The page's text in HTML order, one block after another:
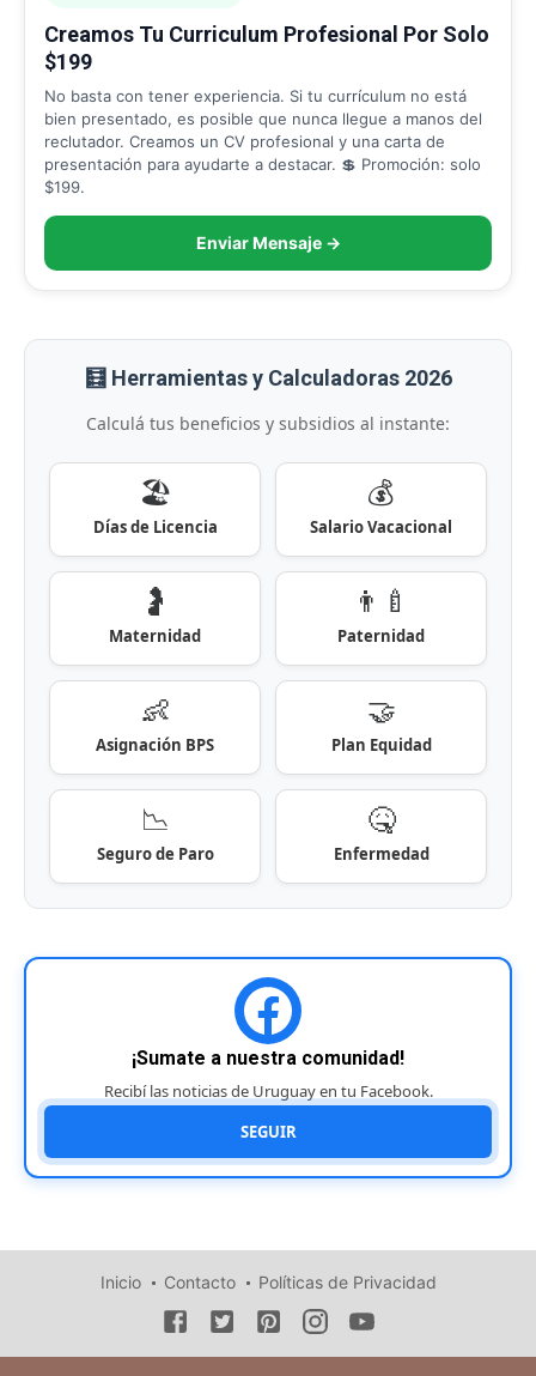
Creamos Tu Curriculum Profesional Por Solo
$199
No basta con tener experiencia. Si tu currículum no está
bien presentado, es posible que nunca llegue a manos del
reclutador. Creamos un CV profesional y una carta de
presentación para ayudarte a destacar. 💲 Promoción: solo
$199.
Enviar Mensaje →
🧮 Herramientas y Calculadoras 2026
Calculá tus beneficios y subsidios al instante:
🏖️
Días de Licencia
💰
Salario Vacacional
🤰
Maternidad
👨‍🍼
Paternidad
👶
Asignación BPS
🤝
Plan Equidad
📉
Seguro de Paro
🤒
Enfermedad
¡Sumate a nuestra comunidad!
Recibí las noticias de Uruguay en tu Facebook.
SEGUIR
Inicio Contacto Políticas de Privacidad